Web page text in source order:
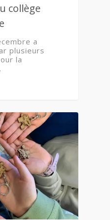
collège
a
plusieurs
la
1